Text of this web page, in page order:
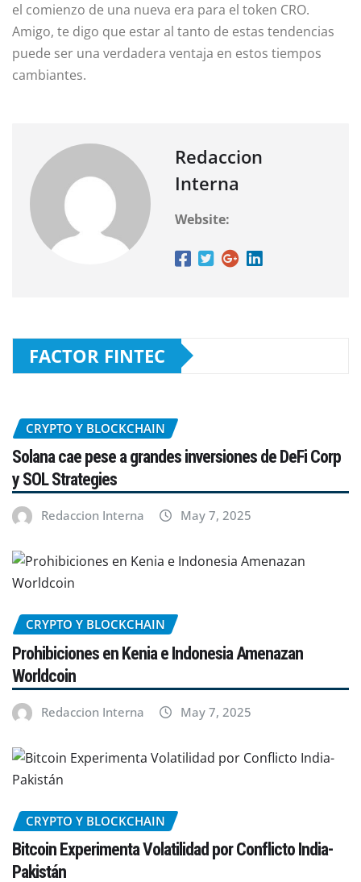
el comienzo de una nueva era para el token CRO.
Amigo, te digo que estar al tanto de estas tendencias
puede ser una verdadera ventaja en estos tiempos
cambiantes.
Redaccion
Interna
Website:
FACTOR FINTEC
CRYPTO Y BLOCKCHAIN
Solana cae pese a grandes inversiones de DeFi Corp
y SOL Strategies
Redaccion Interna May 7, 2025
CRYPTO Y BLOCKCHAIN
Prohibiciones en Kenia e Indonesia Amenazan
Worldcoin
Redaccion Interna May 7, 2025
CRYPTO Y BLOCKCHAIN
Bitcoin Experimenta Volatilidad por Conflicto India-
Pakistán